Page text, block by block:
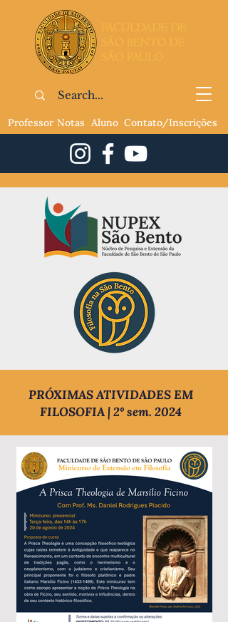
Professor Aluno
Notas Contato/Inscrições
PRÓXIMAS ATIVIDADES EM
FILOSOFIA | 2º sem. 2024